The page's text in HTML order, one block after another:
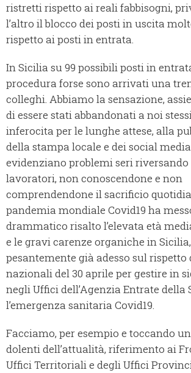
ristretti rispetto ai reali fabbisogni,
l’altro il blocco dei posti in uscita
rispetto ai posti in entrata.
In Sicilia su 99 possibili posti in
procedura forse sono arrivati una
colleghi. Abbiamo la sensazione,
di essere stati abbandonati a noi
inferocita per le lunghe attese, alla
della stampa locale e dei social
evidenziano problemi seri riversando
lavoratori, non conoscendone e non
comprendendone il sacrificio
pandemia mondiale Covid19 ha
drammatico risalto l’elevata età
e le gravi carenze organiche in
pesantemente già adesso sul
nazionali del 30 aprile per gestire in
negli Uffici dell’Agenzia Entrate della
l’emergenza sanitaria Covid19.
Facciamo, per esempio e toccando
dolenti dell’attualità, riferimento ai
Uffici Territoriali e degli Uffici